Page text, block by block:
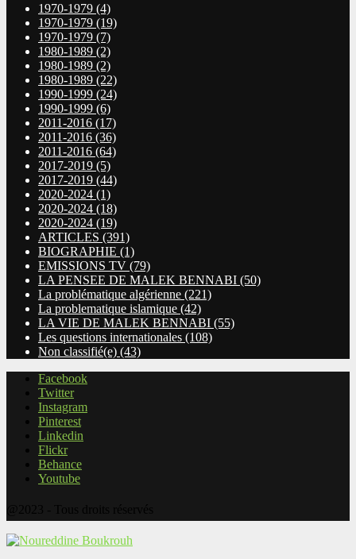
1970-1979 (4)
1970-1979 (19)
1970-1979 (7)
1980-1989 (2)
1980-1989 (2)
1980-1989 (22)
1990-1999 (24)
1990-1999 (6)
2011-2016 (17)
2011-2016 (36)
2011-2016 (64)
2017-2019 (5)
2017-2019 (44)
2020-2024 (1)
2020-2024 (18)
2020-2024 (19)
ARTICLES (391)
BIOGRAPHIE (1)
EMISSIONS TV (79)
LA PENSEE DE MALEK BENNABI (50)
La problématique algérienne (221)
La problematique islamique (42)
LA VIE DE MALEK BENNABI (55)
Les questions internationales (108)
Non classifié(e) (43)
Facebook
Twitter
Instagram
Pinterest
Linkedin
Flickr
Behance
Youtube